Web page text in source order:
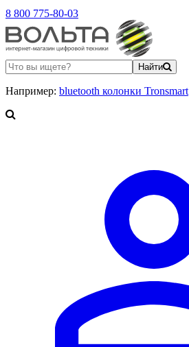
8 800 775-80-03
Найти
Например: bluetooth колонки Tronsmart